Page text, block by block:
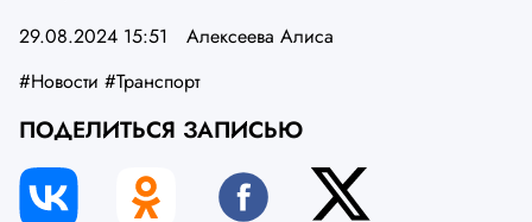
29.08.2024 15:51
Алексеева Алиса
#Новости #Транспорт
ПОДЕЛИТЬСЯ ЗАПИСЬЮ